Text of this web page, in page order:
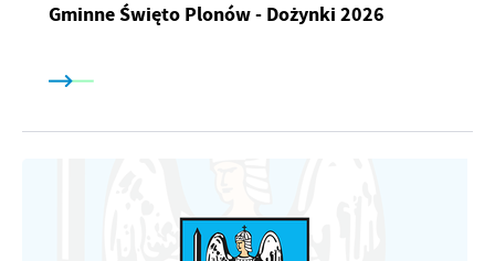
Gminne Święto Plonów - Dożynki 2026